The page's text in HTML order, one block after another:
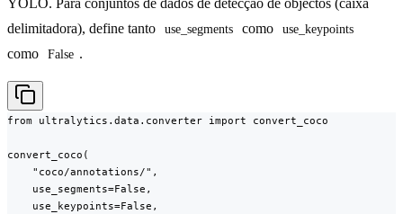
YOLO. Para conjuntos de dados de detecção de objectos (caixa
delimitadora), define tanto
use_segments como use_keypoints
como False .
from ultralytics.data.converter import convert_coco
convert_coco(
    "coco/annotations/",
    use_segments=False,
    use_keypoints=False,